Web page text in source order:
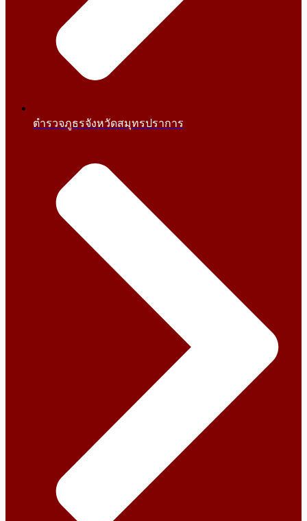
ตำรวจภูธรจังหวัดสมุทรปราการ